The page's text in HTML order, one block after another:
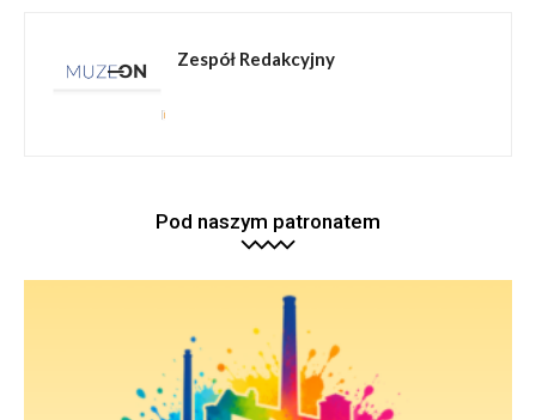
Zespół Redakcyjny
Pod naszym patronatem